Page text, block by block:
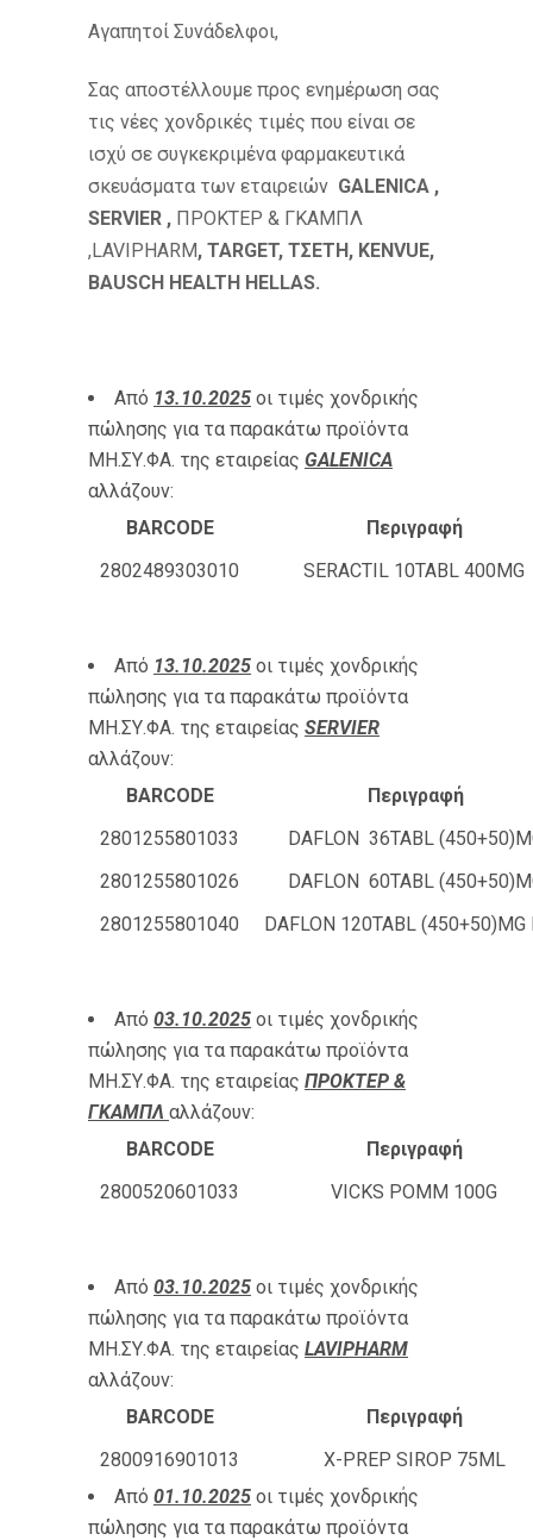
Αγαπητοί Συνάδελφοι,
Σας αποστέλλουμε προς ενημέρωση σας
τις νέες χονδρικές τιμές που είναι σε
ισχύ σε συγκεκριμένα φαρμακευτικά
σκευάσματα των εταιρειών GALENICA ,
SERVIER , ΠΡΟΚΤΕΡ & ΓΚΑΜΠΛ
,LAVIPHARM, TARGET, ΤΣΕΤΗ, KENVUE,
BAUSCH HEALTH HELLAS.
Από 13.10.2025 οι τιμές χονδρικής
πώλησης για τα παρακάτω προϊόντα
ΜΗ.ΣΥ.ΦΑ. της εταιρείας GALENICA
αλλάζουν:
BARCODE
Περιγραφή
2802489303010
SERACTIL 10TABL 400MG
Από 13.10.2025 οι τιμές χονδρικής
πώλησης για τα παρακάτω προϊόντα
ΜΗ.ΣΥ.ΦΑ. της εταιρείας SERVIER
αλλάζουν:
BARCODE
Περιγραφή
2801255801033
DAFLON 36TABL
2801255801026
DAFLON 60TABL
2801255801040
DAFLON 120TABL
Από 03.10.2025 οι τιμές χονδρικής
πώλησης για τα παρακάτω προϊόντα
ΜΗ.ΣΥ.ΦΑ. της εταιρείας ΠΡΟΚΤΕΡ &
ΓΚΑΜΠΛ αλλάζουν:
BARCODE
Περιγραφή
2800520601033
VICKS POMM 100G
Από 03.10.2025 οι τιμές χονδρικής
πώλησης για τα παρακάτω προϊόντα
ΜΗ.ΣΥ.ΦΑ. της εταιρείας LAVIPHARM
αλλάζουν:
BARCODE
Περιγραφή
2800916901013
X-PREP SIROP 75ML
Από 01.10.2025 οι τιμές χονδρικής
πώλησης για τα παρακάτω προϊόντα